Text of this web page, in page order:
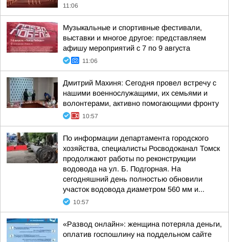
11:06
Музыкальные и спортивные фестивали,
выставки и многое другое: представляем
афишу мероприятий с 7 по 9 августа
11:06
Дмитрий Махиня: Сегодня провел встречу с
нашими военнослужащими, их семьями и
волонтерами, активно помогающими фронту
10:57
По информации департамента городского
хозяйства, специалисты Росводоканал Томск
продолжают работы по реконструкции
водовода на ул. Б. Подгорная. На
сегодняшний день полностью обновили
участок водовода диаметром 560 мм и...
10:57
«Развод онлайн»: женщина потеряла деньги,
оплатив госпошлину на поддельном сайте